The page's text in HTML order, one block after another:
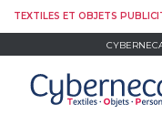
TEXTILES ET OBJETS